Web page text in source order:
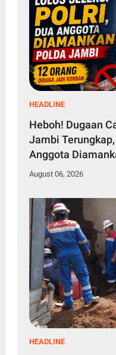
HEADLINE
Heboh! Dugaan
Jambi
Anggota
August 06, 2026
HEADLINE